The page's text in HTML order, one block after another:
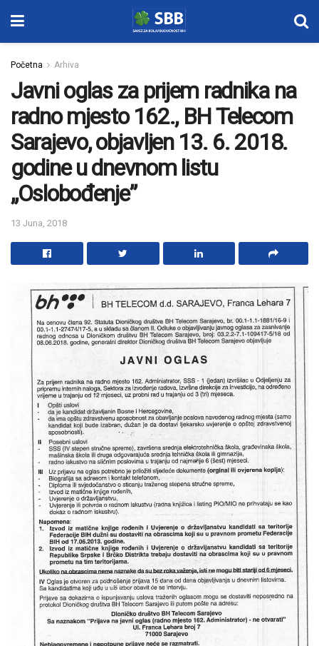
Početna Arhiva
Javni oglas za prijem radnika na
radno mjesto 162., BH Telecom
Sarajevo, objavljen 13. 6. 2018.
godine u dnevnom listu
„Oslobođenje”
13 Juna, 2018